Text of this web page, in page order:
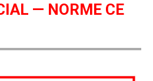
— NORME CE